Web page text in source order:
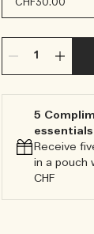
CHF30.00
5
essentials​
Receive
in a pouch
CHF